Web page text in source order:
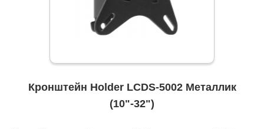
Кронштейн Holder LCDS-5002 Металлик
(10"-32")